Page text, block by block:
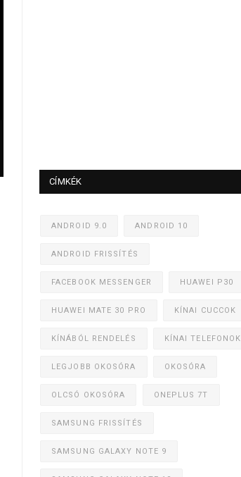
CÍMKÉK
ANDROID 9.0 ANDROID 10
ANDROID FRISSÍTÉS
FACEBOOK MESSENGER HUAWEI P30
HUAWEI MATE 30 PRO KÍNAI CUCCOK
KÍNÁBÓL RENDELÉS KÍNAI TELEFONOK
LEGJOBB OKOSÓRA OKOSÓRA
OLCSÓ OKOSÓRA ONEPLUS 7T
SAMSUNG FRISSÍTÉS
SAMSUNG GALAXY NOTE 9